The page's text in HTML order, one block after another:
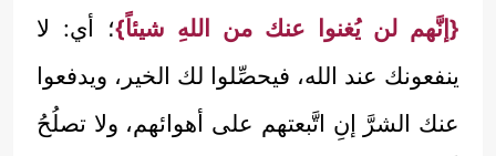
{إنَّهم لن يُغنوا عنك من اللهِ شيئاً}؛ أي: لا
ينفعونك عند الله، فيحصِّلوا لك الخير، ويدفعوا
عنك الشرَّ إنِ اتَّبعتهم على أهوائهم، ولا تصلُحُ